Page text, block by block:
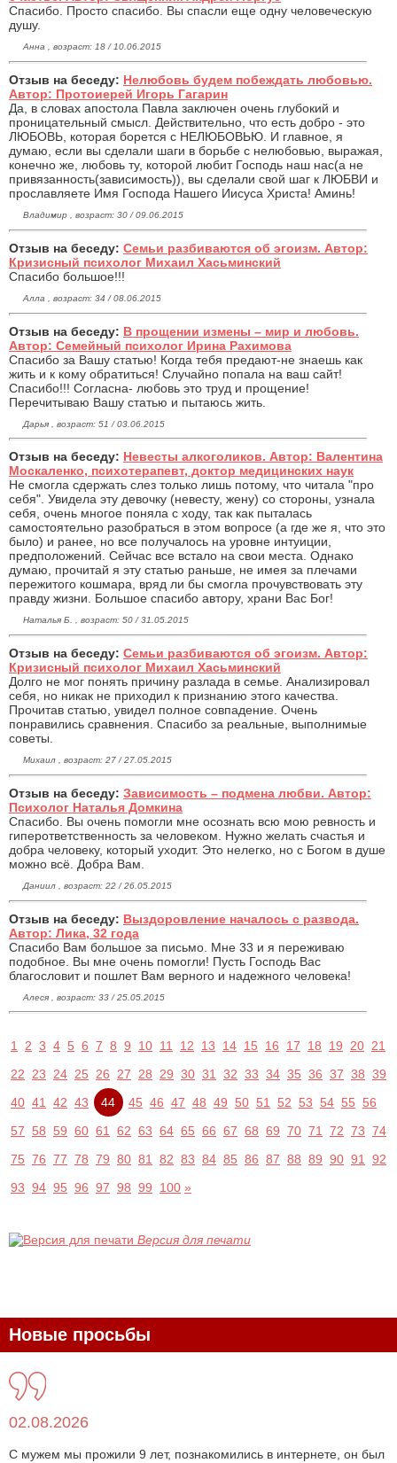
Спасибо. Просто спасибо. Вы спасли еще одну человеческую
душу.
Анна , возраст: 18 / 10.06.2015
Отзыв на беседу: Нелюбовь будем побеждать любовью.
Автор: Протоиерей Игорь Гагарин
Да, в словах апостола Павла заключен очень глубокий и
проницательный смысл. Действительно, что есть добро - это
ЛЮБОВЬ, которая борется с НЕЛЮБОВЬЮ. И главное, я
думаю, если вы сделали шаги в борьбе с нелюбовью, выражая,
конечно же, любовь ту, которой любит Господь наш нас(а не
привязанность(зависимость)), вы сделали свой шаг к ЛЮБВИ и
прославляете Имя Господа Нашего Иисуса Христа! Аминь!
Владимир , возраст: 30 / 09.06.2015
Отзыв на беседу: Семьи разбиваются об эгоизм. Автор:
Кризисный психолог Михаил Хасьминский
Спасибо большое!!!
Алла , возраст: 34 / 08.06.2015
Отзыв на беседу: В прощении измены – мир и любовь.
Автор: Семейный психолог Ирина Рахимова
Спасибо за Вашу статью! Когда тебя предают-не знаешь как
жить и к кому обратиться! Случайно попала на ваш сайт!
Спасибо!!! Согласна- любовь это труд и прощение!
Перечитываю Вашу статью и пытаюсь жить.
Дарья , возраст: 51 / 03.06.2015
Отзыв на беседу: Невесты алкоголиков. Автор: Валентина
Москаленко, психотерапевт, доктор медицинских наук
Не смогла сдержать слез только лишь потому, что читала "про
себя". Увидела эту девочку (невесту, жену) со стороны, узнала
себя, очень многое поняла с ходу, так как пыталась
самостоятельно разобраться в этом вопросе (а где же я, что это
было) и ранее, но все получалось на уровне интуиции,
предположений. Сейчас все встало на свои места. Однако
думаю, прочитай я эту статью раньше, не имея за плечами
пережитого кошмара, вряд ли бы смогла прочувствовать эту
правду жизни. Большое спасибо автору, храни Вас Бог!
Наталья Б. , возраст: 50 / 31.05.2015
Отзыв на беседу: Семьи разбиваются об эгоизм. Автор:
Кризисный психолог Михаил Хасьминский
Долго не мог понять причину разлада в семье. Анализировал
себя, но никак не приходил к признанию этого качества.
Прочитав статью, увидел полное совпадение. Очень
понравились сравнения. Спасибо за реальные, выполнимые
советы.
Михаил , возраст: 27 / 27.05.2015
Отзыв на беседу: Зависимость – подмена любви. Автор:
Психолог Наталья Домкина
Спасибо. Вы очень помогли мне осознать всю мою ревность и
гиперответственность за человеком. Нужно желать счастья и
добра человеку, который уходит. Это нелегко, но с Богом в душе
можно всё. Добра Вам.
Даниил , возраст: 22 / 26.05.2015
Отзыв на беседу: Выздоровление началось с развода.
Автор: Лика, 32 года
Спасибо Вам большое за письмо. Мне 33 и я переживаю
подобное. Вы мне очень помогли! Пусть Господь Вас
благословит и пошлет Вам верного и надежного человека!
Алеся , возраст: 33 / 25.05.2015
1 2 3 4 5 6 7 8 9 10 11 12 13 14 15 16 17 18 19 20 21
22 23 24 25 26 27 28 29 30 31 32 33 34 35 36 37 38 39
40 41 42 43 44 45 46 47 48 49 50 51 52 53 54 55
56
57
58 59 60 61 62 63 64 65 66 67 68 69 70 71 72 73 74
75 76 77 78 79 80 81 82 83 84 85 86 87 88 89 90 91 92
93 94 95 96 97 98 99 100 »
Версия для печати
Новые просьбы
02.08.2026
С мужем мы прожили 9 лет, познакомились в интернете, он был